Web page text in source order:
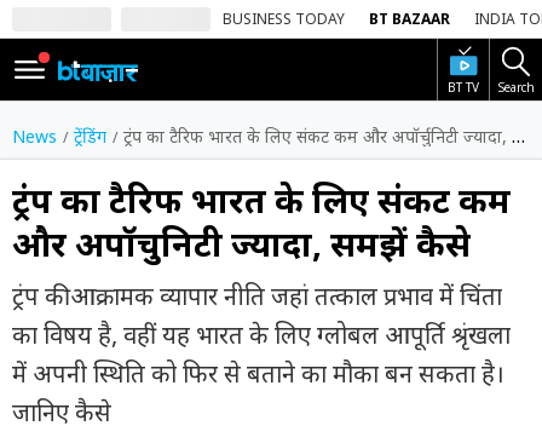
BUSINESS TODAY BT BAZAAR INDIA
BT TV Search
SIGN
IN
Dark
Mode
होम
शेयर
बाज़ार
वीडियो
ट्रेंडिंग
News ट्रेंडिंग ट्रंप का टैरिफ भारत के लिए संकट कम और अपॉर्चुनिटी ज्यादा, समझें कैसे
ट्रंप का टैरिफ भारत के लिए संकट कम
और अपॉर्चुनिटी ज्यादा, समझें कैसे
ट्रंप की आक्रामक व्यापार नीति जहां तत्काल प्रभाव में चिंता
का विषय है, वहीं यह भारत के लिए ग्लोबल आपूर्ति श्रृंखला
में अपनी स्थिति को फिर से बताने का मौका बन सकता है।
जानिए कैसे